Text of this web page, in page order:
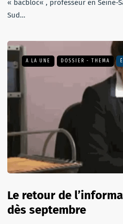
« bacbloc« , professeur en Seine-
Sud…
A LA UNE DOSSIER - THEMA
Le retour de
dès septembre